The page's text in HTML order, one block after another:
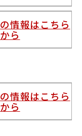
の情報はこちら
から
の情報はこちら
から